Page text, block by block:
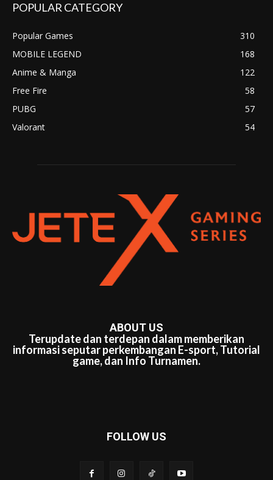
POPULAR CATEGORY
Popular Games
310
MOBILE LEGEND
168
Anime & Manga
122
Free Fire
58
PUBG
57
Valorant
54
ABOUT US
Terupdate dan terdepan dalam memberikan
informasi seputar perkembangan E-sport, Tutorial
game, dan Info Turnamen.
FOLLOW US